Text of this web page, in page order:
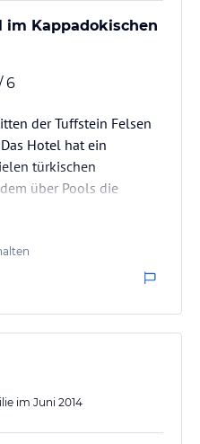
im Kappadokischen
6
der Tuffstein Felsen
Hotel hat ein
türkischen
über Pools die
mit allem ausgestattet
im Juni 2014